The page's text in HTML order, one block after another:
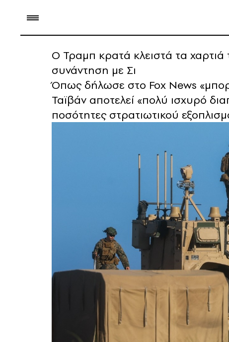
Ο Τραμπ κρατά κλειστά τα
συνάντηση με Σι
Όπως δήλωσε στο Fox News
Ταϊβάν αποτελεί «πολύ ισχυρό
ποσότητες στρατιωτικού